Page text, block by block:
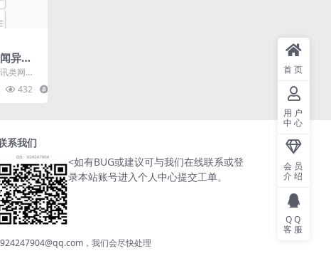
异事
Pbo
类网站
载 Pbo
432
系我们
<如有BUG或建议可与我们在线联系或登
录本站账号进入个人中心提交工单。
，我们会尽快处理
首页
用户
中心
会员
介绍
QQ
客服